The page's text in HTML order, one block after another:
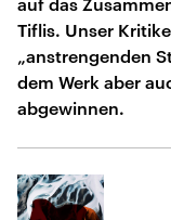
Tiflis. Unser
„anstrengenden
dem Werk aber
abgewinnen.